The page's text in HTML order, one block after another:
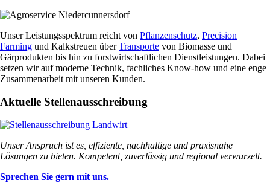
Unser Leistungsspektrum reicht von Pflanzenschutz, Precision
Farming und Kalkstreuen überTransporte von Biomasse und
Gärprodukten bis hin zu forstwirtschaftlichen Dienstleistungen. Dabei
setzen wir auf moderne Technik, fachliches Know-how und eine enge
Zusammenarbeit mit unseren Kunden.
Aktuelle Stellenausschreibung
Unser Anspruch ist es, effiziente, nachhaltige und praxisnahe
Lösungen zu bieten. Kompetent, zuverlässig und regional verwurzelt.
Sprechen Sie gern mit uns.